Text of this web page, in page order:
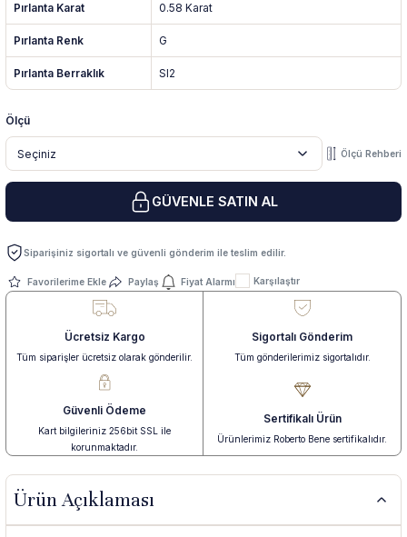
Pırlanta Karat 0.58 Karat
Pırlanta Renk G
Pırlanta Berraklık SI2
Ölçü
Ölçü Rehberi
GÜVENLE SATIN AL
Siparişiniz sigortalı ve güvenli gönderim ile teslim edilir.
Paylaş Fiyat Alarmı Karşılaştır
Ücretsiz Kargo
Tüm siparişler ücretsiz olarak gönderilir.
Sigortalı Gönderim
Tüm gönderilerimiz sigortalıdır.
Güvenli Ödeme
Kart bilgileriniz 256bit SSL ile
korunmaktadır.
Sertifikalı Ürün
Ürünlerimiz Roberto Bene sertifikalıdır.
Ürün Açıklaması
Yüzük
Yüzük
Kolye
Kolye
Küpe